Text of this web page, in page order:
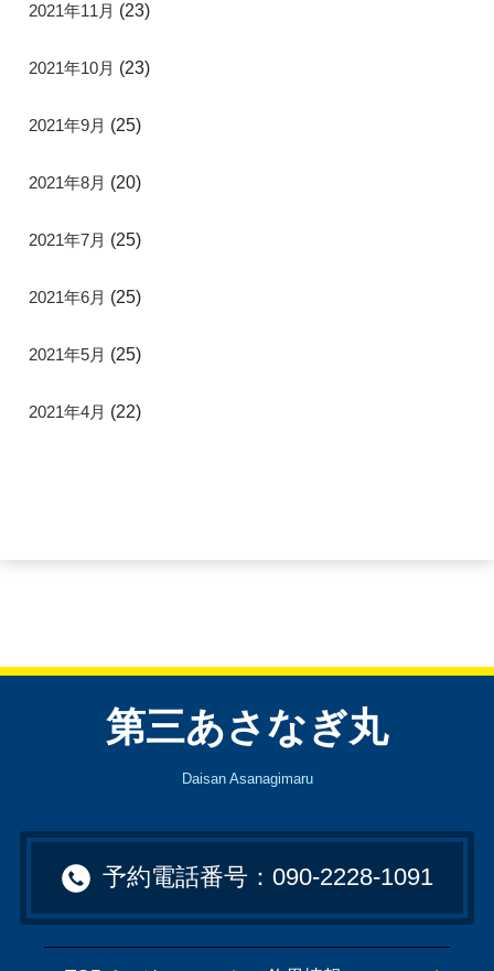
2021年11月 (23)
2021年10月 (23)
2021年9月 (25)
2021年8月 (20)
2021年7月 (25)
2021年6月 (25)
2021年5月 (25)
2021年4月 (22)
第三あさなぎ丸
Daisan Asanagimaru
予約電話番号：090-2228-1091